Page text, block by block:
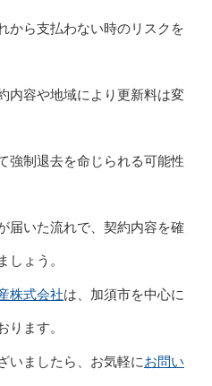
から支払わない時のリスクを
内容や地域により更新料は変
強制退去を命じられる可能性
届いた流れで、契約内容を確
しょう。
株式会社は、加須市を中心に
ります。
いましたら、お気軽にお問い